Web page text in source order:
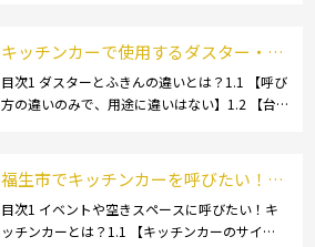
ルメイベントが催されています。 開業前にキ
キッチンカーで使用するダスター・ふ
きんの選び方とは？おすすめ商品3選
も紹介！
目次1 ダスターとふきんの違いとは？1.1 【呼び
方の違いのみで、用途に違いはない】1.2 【台
特徴2.1 【綿】2.2 【マイクロ […]
福生市でキッチンカーを呼びたい！派
遣してもらうにはどうすれば良いの？
依頼の流れや人気メニューを解説
目次1 イベントや空きスペースに呼びたい！キ
ッチンカーとは？1.1 【キッチンカーのサイ